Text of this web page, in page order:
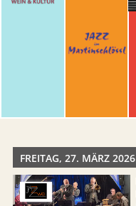
FREITAG, 27. MÄRZ 2026